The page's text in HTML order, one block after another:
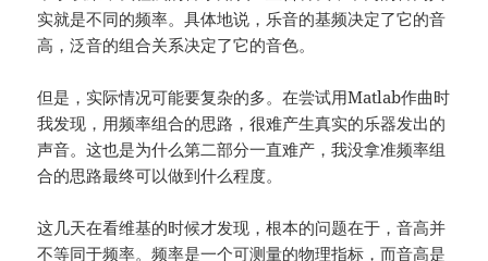
实就是不同的频率。具体地说，乐音的基频决定了它的音
高，泛音的组合关系决定了它的音色。
但是，实际情况可能要复杂的多。在尝试用Matlab作曲时
我发现，用频率组合的思路，很难产生真实的乐器发出的
声音。这也是为什么第二部分一直难产，我没拿准频率组
合的思路最终可以做到什么程度。
这几天在看维基的时候才发现，根本的问题在于，音高并
不等同于频率。频率是一个可测量的物理指标，而音高是